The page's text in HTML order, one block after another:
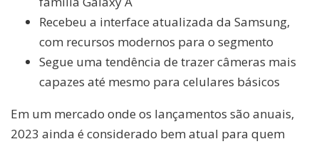
Recebeu a interface atualizada da Samsung,
com recursos modernos para o segmento
Segue uma tendência de trazer câmeras mais
capazes até mesmo para celulares básicos
Em um mercado onde os lançamentos são anuais,
2023 ainda é considerado bem atual para quem